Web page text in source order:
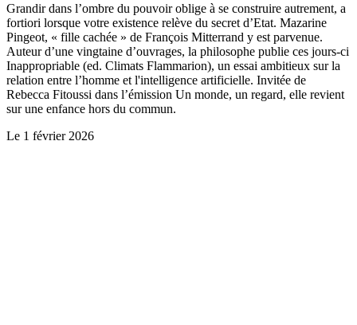
Grandir dans l’ombre du pouvoir oblige à se construire autrement, a
fortiori lorsque votre existence relève du secret d’Etat. Mazarine
Pingeot, « fille cachée » de François Mitterrand y est parvenue.
Auteur d’une vingtaine d’ouvrages, la philosophe publie ces jours-ci
Inappropriable (ed. Climats Flammarion), un essai ambitieux sur la
relation entre l’homme et l'intelligence artificielle. Invitée de
Rebecca Fitoussi dans l’émission Un monde, un regard, elle revient
sur une enfance hors du commun.
Le 1 février 2026